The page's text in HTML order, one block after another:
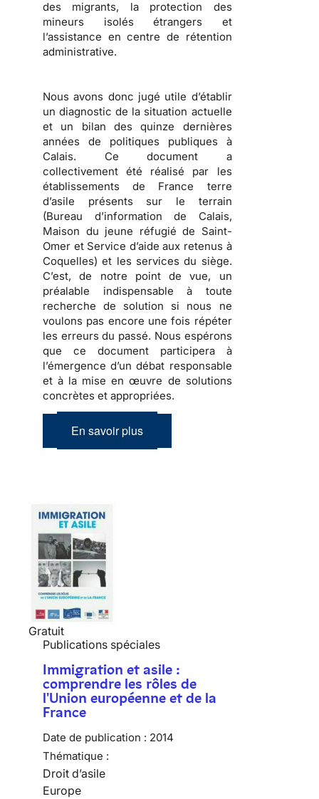
des migrants, la protection des
mineurs isolés étrangers et
l’assistance en centre de rétention
administrative.
Nous avons donc jugé utile d’établir
un diagnostic de la situation actuelle
et un bilan des quinze dernières
années de politiques publiques à
Calais. Ce document a
collectivement été réalisé par les
établissements de France terre
d’asile présents sur le terrain
(Bureau d’information de Calais,
Maison du jeune réfugié de Saint-
Omer et Service d’aide aux retenus à
Coquelles) et les services du siège.
C’est, de notre point de vue, un
préalable indispensable à toute
recherche de solution si nous ne
voulons pas encore une fois répéter
les erreurs du passé. Nous espérons
que ce document participera à
l’émergence d’un débat responsable
et à la mise en œuvre de solutions
concrètes et appropriées.
En savoir plus
Gratuit
Publications spéciales
Immigration et asile :
comprendre les rôles de
l'Union européenne et de la
France
Date de publication : 2014
Thématique :
Droit d’asile
Europe